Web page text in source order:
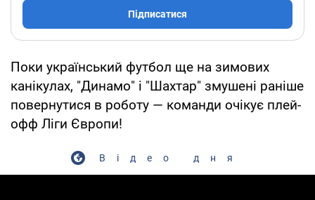
Підписатися
Поки український футбол ще на зимових
канікулах, "Динамо" і "Шахтар" змушені раніше
повернутися в роботу — команди очікує плей-
офф Ліги Європи!
Відео дня